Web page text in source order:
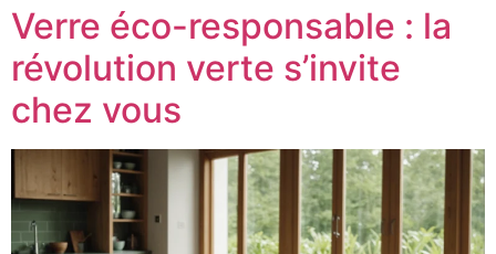
Verre éco-responsable : la
révolution verte s’invite
chez vous